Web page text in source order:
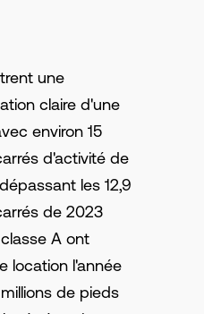
une
claire d'une
environ 15
d'activité de
les 12,9
de 2023
A ont
location l'année
de pieds